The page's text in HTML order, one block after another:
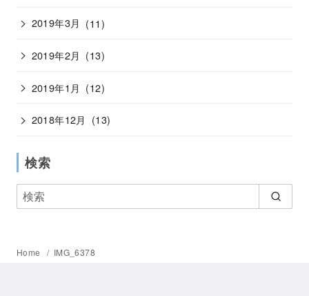
2019年3月 (11)
2019年2月 (13)
2019年1月 (12)
2018年12月 (13)
検索
Home IMG_6378